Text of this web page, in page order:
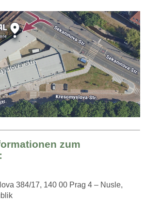
zum
384/17, 140 00 Prag 4 – Nusle,